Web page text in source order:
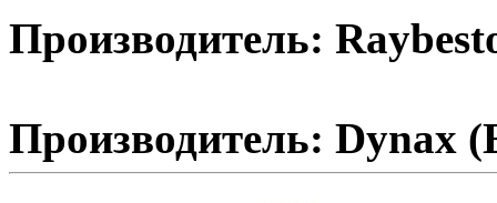
Производитель:
Производитель: Dynax